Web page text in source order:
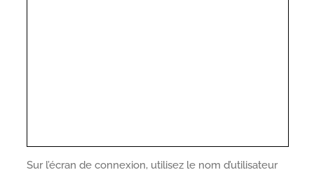
Sur l’écran de connexion, utilisez le nom d’utilisateur